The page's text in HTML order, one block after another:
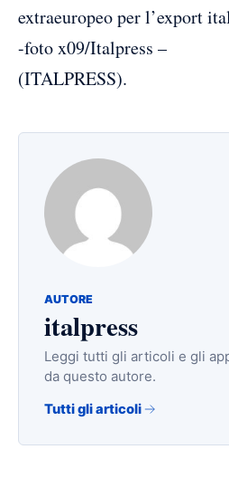
extraeuropeo per l’export
-foto x09/Italpress –
(ITALPRESS).
AUTORE
italpress
Leggi tutti gli articoli e gli
da questo autore.
Tutti gli articoli